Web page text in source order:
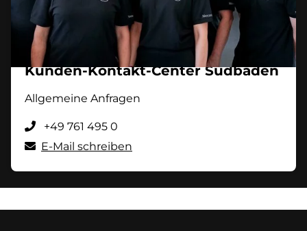
Kunden-Kontakt-Center Südbaden
Allgemeine Anfragen
+49 761 495 0
E-Mail schreiben